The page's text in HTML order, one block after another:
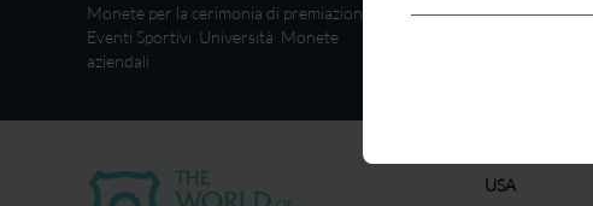
Monete per la cerimonia di premiazione
Eventi Sportivi Università Monete
aziendali
USA